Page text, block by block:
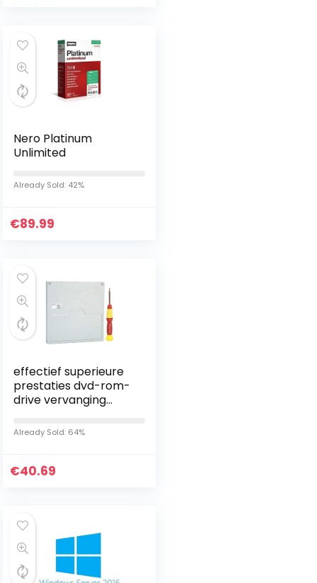
Nero Platinum
Unlimited
Already Sold: 42%
€89.99
effectief superieure
prestaties dvd-rom-
drive vervanging
ontwerp duurzaam
voor console
Already Sold: 64%
€40.69